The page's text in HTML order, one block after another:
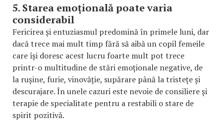
5. Starea emoțională poate varia
considerabil
Fericirea și entuziasmul predomină în primele luni, dar
dacă trece mai mult timp fără să aibă un copil femeile
care își doresc acest lucru foarte mult pot trece
printr-o multitudine de stări emoționale negative, de
la rușine, furie, vinovăție, supărare până la tristețe și
descurajare. În unele cazuri este nevoie de consiliere și
terapie de specialitate pentru a restabili o stare de
spirit pozitivă.